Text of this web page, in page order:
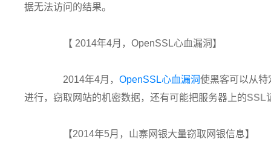
据无法访问的结果。
【 2014年4月，OpenSSL心血漏洞】
2014年4月， OpenSSL心血漏洞使黑客可以从
进行，窃取网站的机密数据，还有可能把服务器上的SSL
【2014年5月，山寨网银大量窃取网银信息】